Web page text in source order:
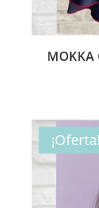
¡Oferta!